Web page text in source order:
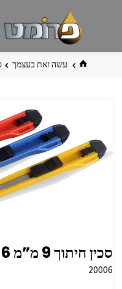
בית עשה זאת בעצמך
סכין חיתוך 9 מ”מ S6
20006